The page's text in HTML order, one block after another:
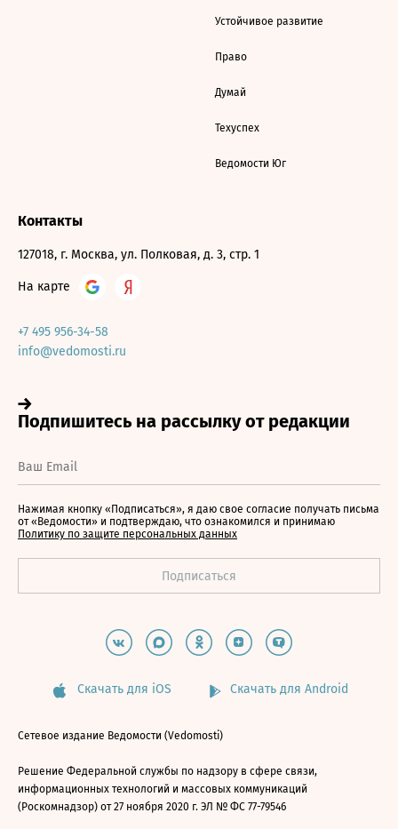
Устойчивое развитие
Право
Думай
Техуспех
Ведомости Юг
Контакты
127018, г. Москва, ул. Полковая, д. 3, стр. 1
На карте
+7 495 956-34-58
info@vedomosti.ru
Нажимая кнопку «Подписаться», я даю свое согласие получать письма
от «Ведомости» и подтверждаю, что ознакомился и принимаю
Политику по защите персональных данных
Скачать для iOS Скачать для Android
Сетевое издание Ведомости (Vedomosti)
Решение Федеральной службы по надзору в сфере связи,
информационных технологий и массовых коммуникаций
(Роскомнадзор) от 27 ноября 2020 г. ЭЛ № ФС 77-79546